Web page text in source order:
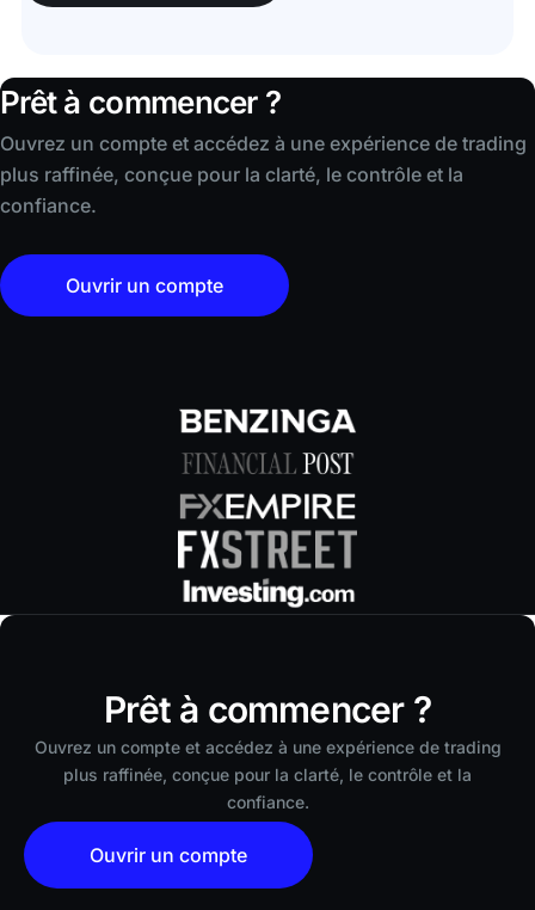
Prêt à commencer ?
Ouvrez un compte et accédez à une expérience de trading
plus raffinée, conçue pour la clarté, le contrôle et la
confiance.
Ouvrir un compte
Prêt à commencer ?
Ouvrez un compte et accédez à une expérience de trading
plus raffinée, conçue pour la clarté, le contrôle et la
confiance.
Ouvrir un compte